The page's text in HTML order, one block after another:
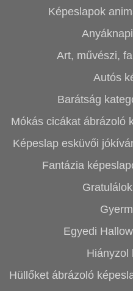
Képeslapok
Art, művészi,
Autós
Barátság
Mókás cicákat ábrázoló
Képeslap esküvői
Fantázia
Egyedi
Hiányzol
Hüllőket ábrázoló